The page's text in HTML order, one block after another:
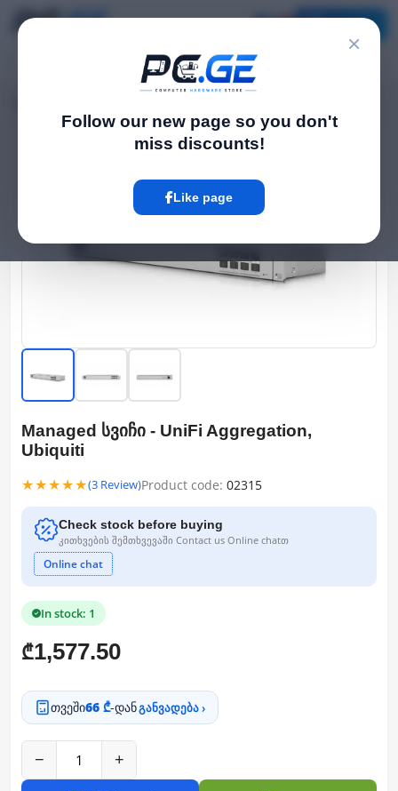
×
Follow our new page so you don't
miss discounts!
Like page
‹ ›
Managed სვიჩი - UniFi Aggregation,
Ubiquiti
★★★★★(3 Review)Product code: 02315
Check stock before buying
კითხვების შემთხვევაში Contact us Online chatთ
Online chat
In stock: 1
₾1,577.50
თვეში66 ₾-დანგანვადება ›
− +